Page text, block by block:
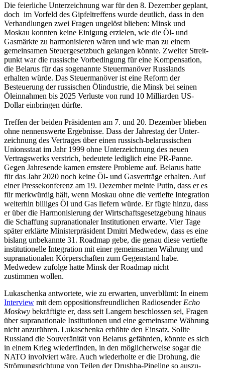
Die feier­liche Unter­zeichnung war für den 8. Dezember geplant,
doch im Vorfeld des Gipfel­treffens wurde deutlich, dass in den
Verhand­lungen zwei Fragen ungelöst blieben: Minsk und
Moskau konnten keine Einigung erzielen, wie die Öl- und
Gasmärkte zu harmo­ni­sieren wären und wie man zu einem
gemein­samen Steuer­ge­setzbuch gelangen könnte. Zweiter Streit­
punkt war die russische Vorbe­dingung für eine Kompen­sation,
die Belarus für das sogenannte Steuer­ma­növer Russlands
erhalten würde. Das Steuer­ma­növer ist eine Reform der
Besteuerung der russi­schen Ölindustrie, die Minsk bei seinen
Ölein­nahmen bis 2025 Verluste von rund 10 Milli­arden US-
Dollar einbringen dürfte.
Treffen der beiden Präsi­denten am 7. und 20. Dezember blieben
ohne nennens­werte Ergeb­nisse. Dass der Jahrestag der Unter­
zeichnung des Vertrages über einen russisch-belarus­si­schen
Unions­staat im Jahr 1999 ohne Unter­zeichnung des neuen
Vertrags­werks verstrich, bedeutete lediglich eine PR-Panne.
Gegen Jahresende kamen ernstere Probleme auf. Belarus hatte
für das Jahr 2020 noch keine Öl- und Gasver­träge erhalten. Auf
einer Presse­kon­ferenz am 19. Dezember meinte Putin, dass er es
für merkwürdig hält, wenn Moskau ohne die vertiefte Integration
weiterhin billiges Öl und Gas liefern würde. Er fügte hinzu, dass
er über die Harmo­ni­sierung der Wirtschafts­ge­setz­gebung hinaus
die Schaffung supra­na­tio­naler Insti­tu­tionen erwarte. Vier Tage
später erklärte Minis­ter­prä­sident Dmitri Medwedew, dass es eine
bislang unbekannte 31. Roadmap gebe, die genau diese vertiefte
insti­tu­tio­nelle Integration mit einer gemein­samen Währung und
supra­na­tio­nalen Körper­schaften zum Gegen­stand habe.
Medwedew zufolge hatte Minsk der Roadmap nicht
zustimmen wollen.
Lukaschenka antwortete, wie zu erwarten, unver­blümt: In einem
Interview mit dem opposi­ti­ons­freund­lichen Radio­sender Echo
Moskwy bekräf­tigte er, dass seit Langem beschlossen sei, Fragen
über supra­na­tionale Insti­tu­tionen und eine gemeinsame Währung
nicht anzurühren. Lukaschenka erhöhte den Einsatz. Sollte
Russland die Souve­rä­nität von Belarus gefährden, könnte es sich
in einem Krieg wieder­finden, in den mögli­cher­weise sogar die
NATO invol­viert wäre. Auch wieder­holte er die Drohung, die
Strömungs­richtung von Teilen der Drushba-Pipeline so auszu­